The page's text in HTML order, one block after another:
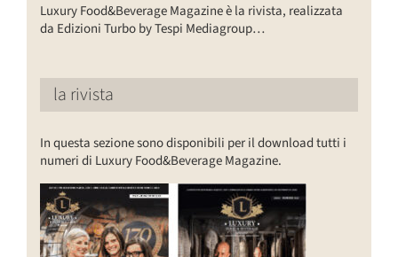
Luxury Food&Beverage Magazine è la rivista, realizzata
da Edizioni Turbo by Tespi Mediagroup…
la rivista
In questa sezione sono disponibili per il download tutti i
numeri di Luxury Food&Beverage Magazine.